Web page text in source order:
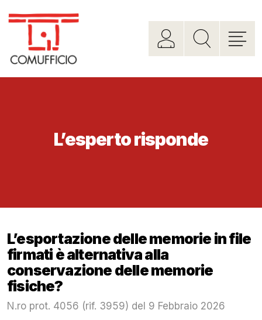
L’esperto risponde
L’esportazione delle memorie in file
firmati è alternativa alla
conservazione delle memorie
fisiche?
N.ro prot. 4056 (rif. 3959) del 9 Febbraio 2026